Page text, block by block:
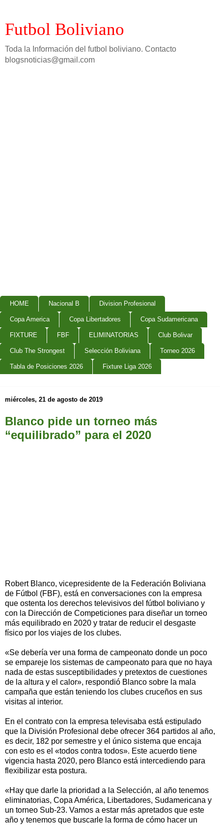
Futbol Boliviano
Toda la Información del futbol boliviano. Contacto
blogsnoticias@gmail.com
HOME Nacional B Division Profesional
Copa America Copa Libertadores Copa Sudamericana
FIXTURE FBF ELIMINATORIAS Club Bolivar
Club The Strongest Selección Boliviana Torneo 2026
Tabla de Posiciones 2026 Fixture Liga 2026
miércoles, 21 de agosto de 2019
Blanco pide un torneo más
“equilibrado” para el 2020
Robert Blanco, vicepresidente de la Federación Boliviana
de Fútbol (FBF), está en conversaciones con la empresa
que ostenta los derechos televisivos del fútbol boliviano y
con la Dirección de Competiciones para diseñar un torneo
más equilibrado en 2020 y tratar de reducir el desgaste
físico por los viajes de los clubes.
«Se debería ver una forma de campeonato donde un poco
se empareje los sistemas de campeonato para que no haya
nada de estas susceptibilidades y pretextos de cuestiones
de la altura y el calor», respondió Blanco sobre la mala
campaña que están teniendo los clubes cruceños en sus
visitas al interior.
En el contrato con la empresa televisaba está estipulado
que la División Profesional debe ofrecer 364 partidos al año,
es decir, 182 por semestre y el único sistema que encaja
con esto es el «todos contra todos». Este acuerdo tiene
vigencia hasta 2020, pero Blanco está intercediendo para
flexibilizar esta postura.
«Hay que darle la prioridad a la Selección, al año tenemos
eliminatorias, Copa América, Libertadores, Sudamericana y
un torneo Sub-23. Vamos a estar más apretados que este
año y tenemos que buscarle la forma de cómo hacer un